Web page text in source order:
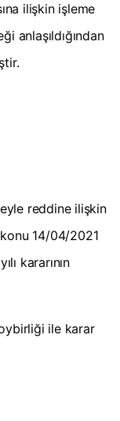
ilişkin işleme
anlaşıldığından
reddine ilişkin
14/04/2021
kararının
ile karar